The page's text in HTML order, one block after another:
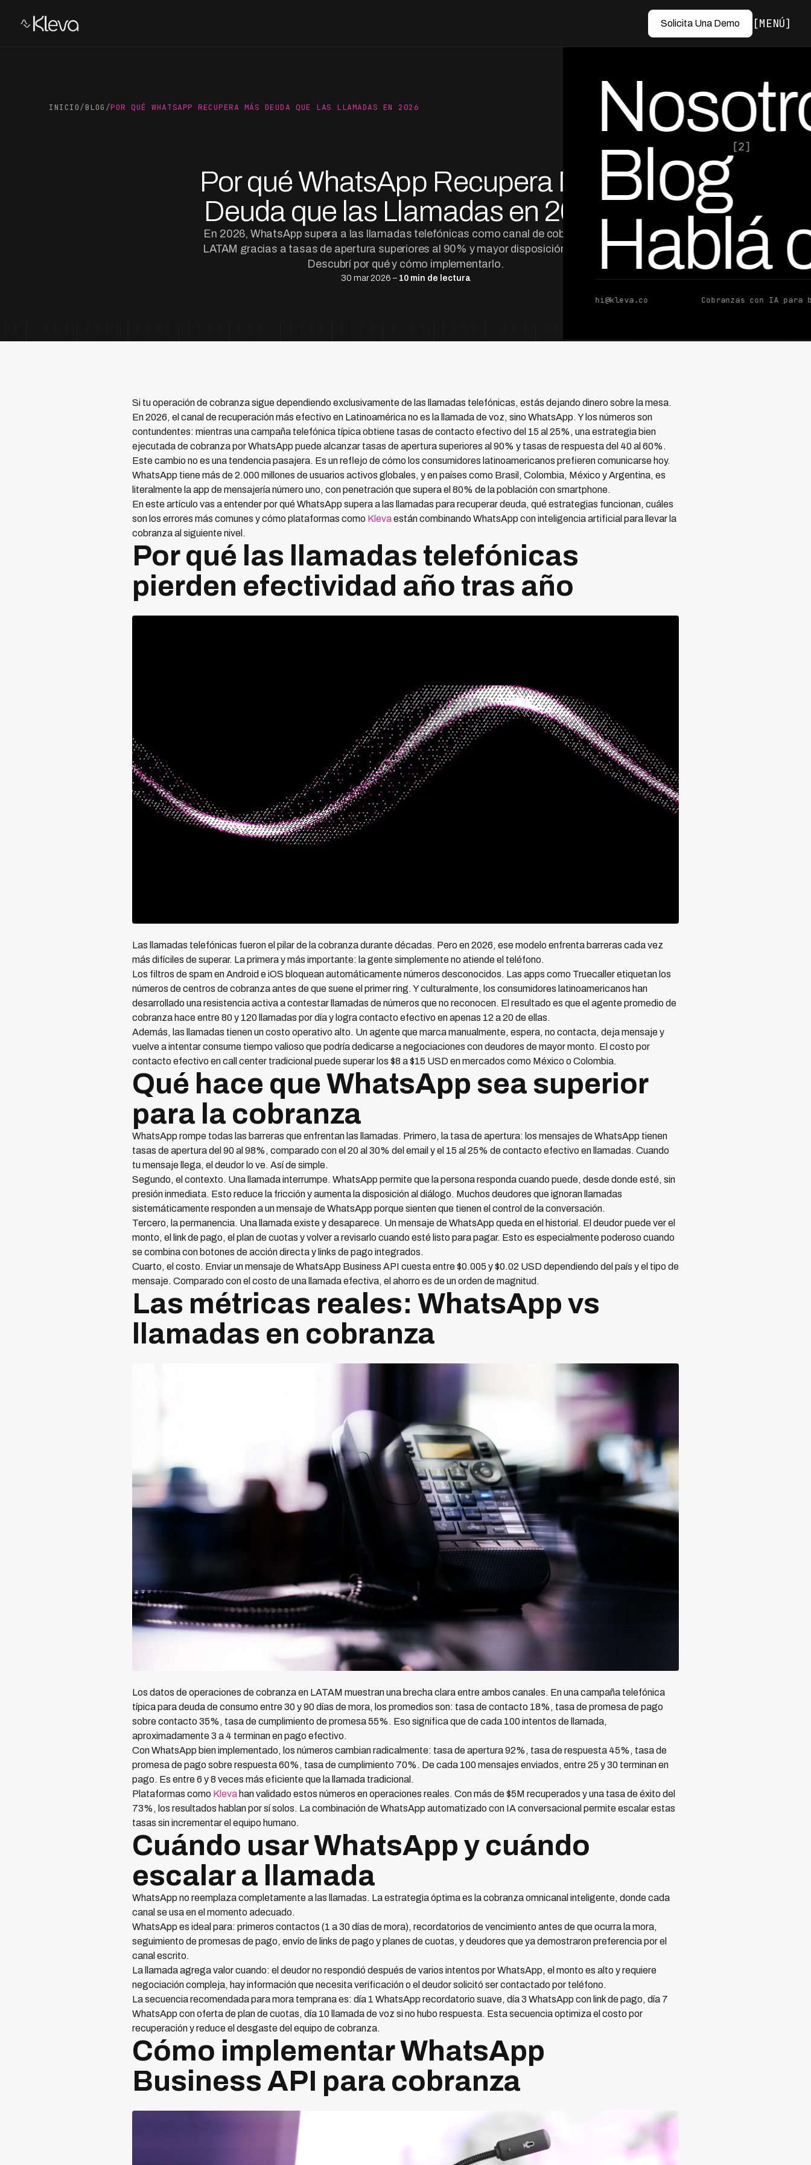
Solicita Una Demo MENÚ
Blog[2]
Hablá
hi@kleva.co Cobranzas con IA para
INICIO/BLOG /POR QUÉ WHATSAPP RECUPERA MÁS DEUDA QUE LAS LLAMADAS EN 2026
Por qué WhatsApp Recupera Más
Deuda que las Llamadas en 2026
En 2026, WhatsApp supera a las llamadas telefónicas como canal de cobranza en
LATAM gracias a tasas de apertura superiores al 90% y mayor disposición al pago.
Descubrí por qué y cómo implementarlo.
30 mar 2026 – 10 min de lectura
por Ed Escobar
Co-Founder & CEO
Si tu operación de cobranza sigue dependiendo exclusivamente de las llamadas telefónicas, estás dejando dinero sobre la mesa.
En 2026, el canal de recuperación más efectivo en Latinoamérica no es la llamada de voz, sino WhatsApp. Y los números son
contundentes: mientras una campaña telefónica típica obtiene tasas de contacto efectivo del 15 al 25%, una estrategia bien
ejecutada de cobranza por WhatsApp puede alcanzar tasas de apertura superiores al 90% y tasas de respuesta del 40 al 60%.
Este cambio no es una tendencia pasajera. Es un reflejo de cómo los consumidores latinoamericanos prefieren comunicarse hoy.
WhatsApp tiene más de 2.000 millones de usuarios activos globales, y en países como Brasil, Colombia, México y Argentina, es
literalmente la app de mensajería número uno, con penetración que supera el 80% de la población con smartphone.
En este artículo vas a entender por qué WhatsApp supera a las llamadas para recuperar deuda, qué estrategias funcionan, cuáles
son los errores más comunes y cómo plataformas como Klevaestán combinando WhatsApp con inteligencia artificial para llevar la
cobranza al siguiente nivel.
Por qué las llamadas telefónicas
pierden efectividad año tras año
Las llamadas telefónicas fueron el pilar de la cobranza durante décadas. Pero en 2026, ese modelo enfrenta barreras cada vez
más difíciles de superar. La primera y más importante: la gente simplemente no atiende el teléfono.
Los filtros de spam en Android e iOS bloquean automáticamente números desconocidos. Las apps como Truecaller etiquetan los
números de centros de cobranza antes de que suene el primer ring. Y culturalmente, los consumidores latinoamericanos han
desarrollado una resistencia activa a contestar llamadas de números que no reconocen. El resultado es que el agente promedio de
cobranza hace entre 80 y 120 llamadas por día y logra contacto efectivo en apenas 12 a 20 de ellas.
Además, las llamadas tienen un costo operativo alto. Un agente que marca manualmente, espera, no contacta, deja mensaje y
vuelve a intentar consume tiempo valioso que podría dedicarse a negociaciones con deudores de mayor monto. El costo por
contacto efectivo en call center tradicional puede superar los $8 a $15 USD en mercados como México o Colombia.
Qué hace que WhatsApp sea superior
para la cobranza
WhatsApp rompe todas las barreras que enfrentan las llamadas. Primero, la tasa de apertura: los mensajes de WhatsApp tienen
tasas de apertura del 90 al 98%, comparado con el 20 al 30% del email y el 15 al 25% de contacto efectivo en llamadas. Cuando
tu mensaje llega, el deudor lo ve. Así de simple.
Segundo, el contexto. Una llamada interrumpe. WhatsApp permite que la persona responda cuando puede, desde donde esté, sin
presión inmediata. Esto reduce la fricción y aumenta la disposición al diálogo. Muchos deudores que ignoran llamadas
sistemáticamente responden a un mensaje de WhatsApp porque sienten que tienen el control de la conversación.
Tercero, la permanencia. Una llamada existe y desaparece. Un mensaje de WhatsApp queda en el historial. El deudor puede ver el
monto, el link de pago, el plan de cuotas y volver a revisarlo cuando esté listo para pagar. Esto es especialmente poderoso cuando
se combina con botones de acción directa y links de pago integrados.
Cuarto, el costo. Enviar un mensaje de WhatsApp Business API cuesta entre $0.005 y $0.02 USD dependiendo del país y el tipo de
mensaje. Comparado con el costo de una llamada efectiva, el ahorro es de un orden de magnitud.
Las métricas reales: WhatsApp vs
llamadas en cobranza
Los datos de operaciones de cobranza en LATAM muestran una brecha clara entre ambos canales. En una campaña telefónica
típica para deuda de consumo entre 30 y 90 días de mora, los promedios son: tasa de contacto 18%, tasa de promesa de pago
sobre contacto 35%, tasa de cumplimiento de promesa 55%. Eso significa que de cada 100 intentos de llamada,
aproximadamente 3 a 4 terminan en pago efectivo.
Con WhatsApp bien implementado, los números cambian radicalmente: tasa de apertura 92%, tasa de respuesta 45%, tasa de
promesa de pago sobre respuesta 60%, tasa de cumplimiento 70%. De cada 100 mensajes enviados, entre 25 y 30 terminan en
pago. Es entre 6 y 8 veces más eficiente que la llamada tradicional.
Plataformas como Kleva han validado estos números en operaciones reales. Con más de $5M recuperados y una tasa de éxito del
73%, los resultados hablan por sí solos. La combinación de WhatsApp automatizado con IA conversacional permite escalar estas
tasas sin incrementar el equipo humano.
Cuándo usar WhatsApp y cuándo
escalar a llamada
WhatsApp no reemplaza completamente a las llamadas. La estrategia óptima es la cobranza omnicanal inteligente, donde cada
canal se usa en el momento adecuado.
WhatsApp es ideal para: primeros contactos (1 a 30 días de mora), recordatorios de vencimiento antes de que ocurra la mora,
seguimiento de promesas de pago, envío de links de pago y planes de cuotas, y deudores que ya demostraron preferencia por el
canal escrito.
La llamada agrega valor cuando: el deudor no respondió después de varios intentos por WhatsApp, el monto es alto y requiere
negociación compleja, hay información que necesita verificación o el deudor solicitó ser contactado por teléfono.
La secuencia recomendada para mora temprana es: día 1 WhatsApp recordatorio suave, día 3 WhatsApp con link de pago, día 7
WhatsApp con oferta de plan de cuotas, día 10 llamada de voz si no hubo respuesta. Esta secuencia optimiza el costo por
recuperación y reduce el desgaste del equipo de cobranza.
Cómo implementar WhatsApp
Business API para cobranza